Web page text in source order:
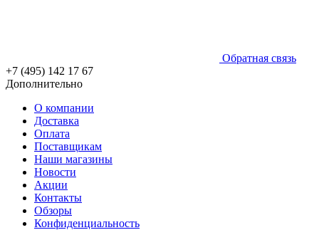
Обратная связь
+7 (495) 142 17 67
Дополнительно
О компании
Доставка
Оплата
Поставщикам
Наши магазины
Новости
Акции
Контакты
Обзоры
Конфиденциальность